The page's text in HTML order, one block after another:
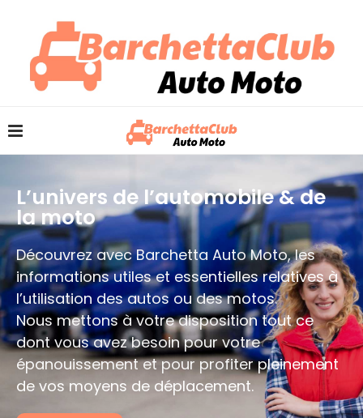
L’univers de l’automobile & de
la moto
Découvrez avec Barchetta Auto Moto, les
informations utiles et essentielles relatives à
l’utilisation des autos ou des motos.
Nous mettons à votre disposition tout ce
dont vous avez besoin pour votre
épanouissement et pour profiter pleinement
de vos moyens de déplacement.